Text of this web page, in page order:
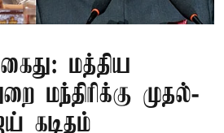
மத்திய
மந்திரிக்கு முதல்-
கடிதம்